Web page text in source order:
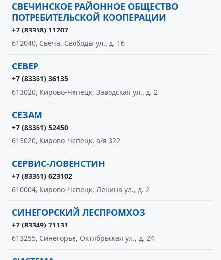
СВЕЧИНСКОЕ РАЙОННОЕ ОБЩЕСТВО
ПОТРЕБИТЕЛЬСКОЙ КООПЕРАЦИИ
+7 (83358) 11207
612040, Свеча, Свободы ул., д. 16
СЕВЕР
+7 (83361) 36135
613020, Кирово-Чепецк, Заводская ул., д. 2
СЕЗАМ
+7 (83361) 52450
613020, Кирово-Чепецк, а/я 322
СЕРВИС-ЛОВЕНСТИН
+7 (83361) 623102
610004, Кирово-Чепецк, Ленина ул., д. 2
СИНЕГОРСКИЙ ЛЕСПРОМХОЗ
+7 (83349) 71131
613255, Синегорье, Октябрьская ул., д. 24